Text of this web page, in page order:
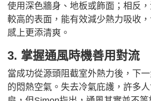
使用深色牆身、地板或飾面；相反
較高的表面，能有效減少熱力吸收
感上更添清爽。
3. 掌握通風時機善用對流
當成功從源頭阻截室外熱力後，下
的悶熱空氣。失去冷氣庇護，許多